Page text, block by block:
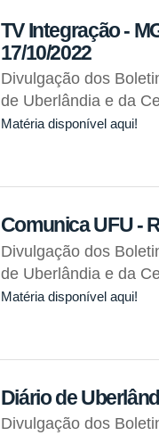
TV Integração -
17/10/2022
Divulgação dos
de Uberlândia e da
Matéria disponível aqui!
Comunica UFU -
Divulgação dos
de Uberlândia e da
Matéria disponível aqui!
Diário de
Divulgação dos